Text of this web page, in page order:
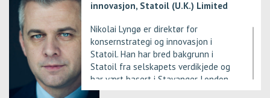
styremedlem i flere
forskningsrelaterte institusjoner. Liv
Hovem har en MSc i Naval
Architecture og Offshore Engineering
fra UC Berkeley (1990) og en MSc i
byggteknikk fra Norges Tekniske
innovasjon, Statoil (U.K.) Limited
Nikolai Lyngø er direktør for
konsernstrategi og innovasjon i
Statoil. Han har bred bakgrunn i
Statoil fra selskapets verdikjede og
har vært basert i Stavanger, London
og Houston. Fra 2014 til 2016 ledet